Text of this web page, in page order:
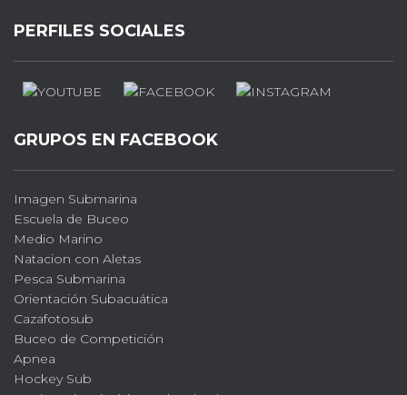
PERFILES SOCIALES
GRUPOS EN FACEBOOK
Imagen Submarina
Escuela de Buceo
Medio Marino
Natacion con Aletas
Pesca Submarina
Orientación Subacuática
Cazafotosub
Buceo de Competición
Apnea
Hockey Sub